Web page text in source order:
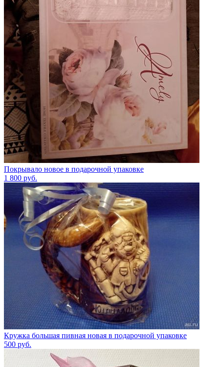
Покрывало новое в подарочной упаковке
1 800 руб.
Кружка большая пивная новая в подарочной упаковке
500 руб.